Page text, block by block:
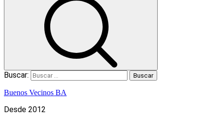
Buscar:
Buenos Vecinos BA
Desde 2012